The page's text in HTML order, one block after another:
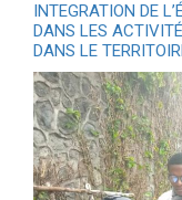
INTEGRATION DE
DANS LES
DANS LE